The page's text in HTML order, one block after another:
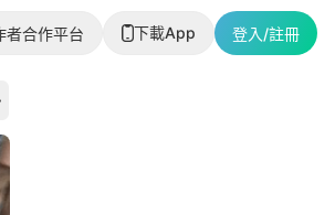
者合作平台 下載App 登入/註冊